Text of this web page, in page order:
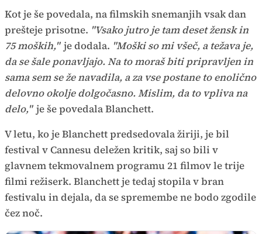
Kot je še povedala, na filmskih snemanjih vsak dan
prešteje prisotne. "Vsako jutro je tam deset žensk in
75 moških," je dodala. "Moški so mi všeč, a težava je,
da se šale ponavljajo. Na to moraš biti pripravljen in
sama sem se že navadila, a za vse postane to enolično
delovno okolje dolgočasno. Mislim, da to vpliva na
delo," je še povedala Blanchett.
V letu, ko je Blanchett predsedovala žiriji, je bil
festival v Cannesu deležen kritik, saj so bili v
glavnem tekmovalnem programu 21 filmov le trije
filmi režiserk. Blanchett je tedaj stopila v bran
festivalu in dejala, da se spremembe ne bodo zgodile
čez noč.